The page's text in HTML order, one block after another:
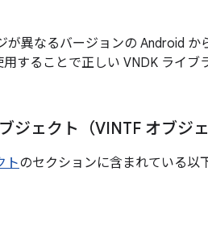
が異なるバージョンの Android
用することで正しい VNDK ライブ
ジェクト（VINTF オブジェ
トのセクションに含まれている以